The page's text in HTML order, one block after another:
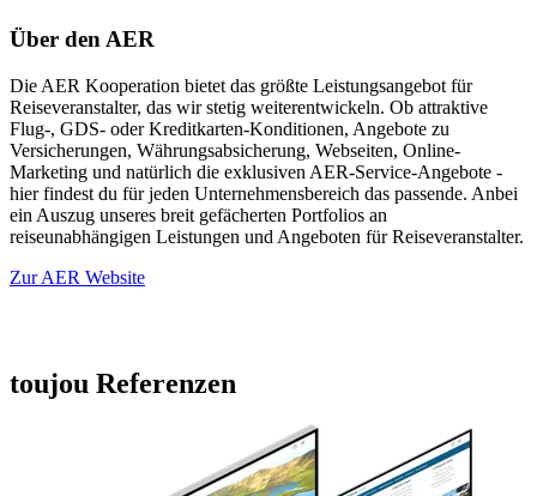
Über den AER
Die AER Kooperation bietet das größte Leistungsangebot für
Reiseveranstalter, das wir stetig weiterentwickeln. Ob attraktive
Flug-, GDS- oder Kreditkarten-Konditionen, Angebote zu
Versicherungen, Währungsabsicherung, Webseiten, Online-
Marketing und natürlich die exklusiven AER-Service-Angebote -
hier findest du für jeden Unternehmensbereich das passende. Anbei
ein Auszug unseres breit gefächerten Portfolios an
reiseunabhängigen Leistungen und Angeboten für Reiseveranstalter.
Zur AER Website
toujou Referenzen